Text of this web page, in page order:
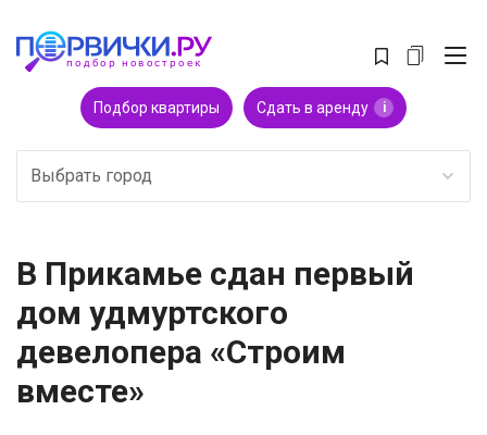
Подбор квартиры Сдать в аренду i
Выбрать город
В Прикамье сдан первый
дом удмуртского
девелопера «Строим
вместе»